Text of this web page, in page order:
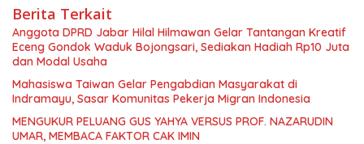
Berita Terkait
Anggota DPRD Jabar Hilal Hilmawan Gelar Tantangan Kreatif
Eceng Gondok Waduk Bojongsari, Sediakan Hadiah Rp10 Juta
dan Modal Usaha
Mahasiswa Taiwan Gelar Pengabdian Masyarakat di
Indramayu, Sasar Komunitas Pekerja Migran Indonesia
MENGUKUR PELUANG GUS YAHYA VERSUS PROF. NAZARUDIN
UMAR, MEMBACA FAKTOR CAK IMIN